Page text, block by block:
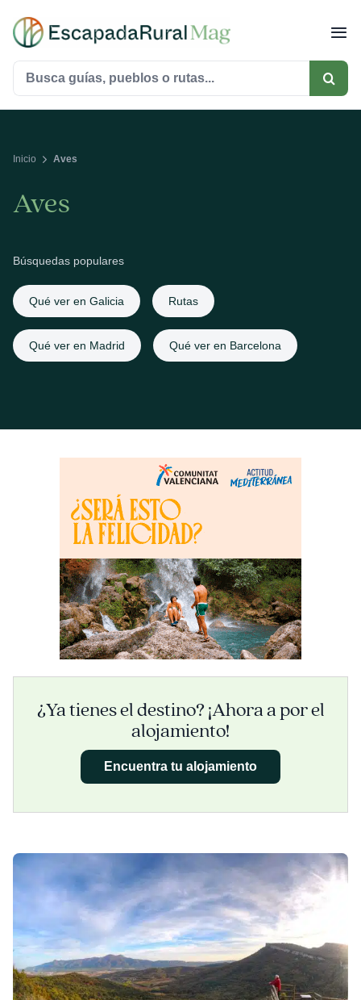
contenido
Buscar:
Inicio Aves
Aves
Búsquedas populares
Qué ver en Galicia Rutas
Qué ver en Madrid Qué ver en Barcelona
¿Ya tienes el destino? ¡Ahora a por el
alojamiento!
Encuentra tu alojamiento